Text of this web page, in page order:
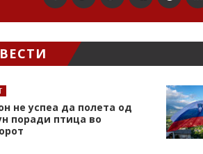
не успеа да полета од
поради птица во